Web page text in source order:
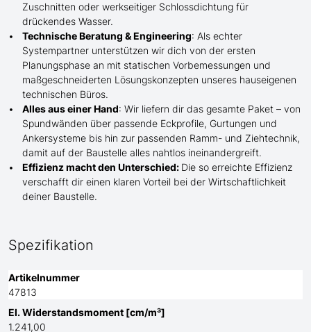
Zuschnitten oder werkseitiger Schlossdichtung für
drückendes Wasser.
Technische Beratung & Engineering: Als echter
Systempartner unterstützen wir dich von der ersten
Planungsphase an mit statischen Vorbemessungen und
maßgeschneiderten Lösungskonzepten unseres hauseigenen
technischen Büros.
Alles aus einer Hand: Wir liefern dir das gesamte Paket – von
Spundwänden über passende Eckprofile, Gurtungen und
Ankersysteme bis hin zur passenden Ramm- und Ziehtechnik,
damit auf der Baustelle alles nahtlos ineinandergreift.
Effizienz macht den Unterschied: Die so erreichte Effizienz
verschafft dir einen klaren Vorteil bei der Wirtschaftlichkeit
deiner Baustelle.
Spezifikation
Artikelnummer
47813
El. Widerstandsmoment [cm/m³]
1.241,00